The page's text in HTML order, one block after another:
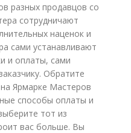
разных продавцов со
сотрудничают
наценок и
сами устанавливают
и оплаты, сами
Обратите
Ярмарке Мастеров
способы оплаты и
тот из
вас больше. Вы